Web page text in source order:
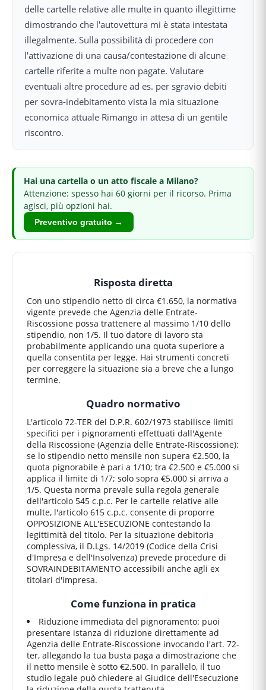
delle cartelle relative alle multe in quanto illegittime
dimostrando che l'autovettura mi è stata intestata
illegalmente. Sulla possibilità di procedere con
l'attivazione di una causa/contestazione di alcune
cartelle riferite a multe non pagate. Valutare
eventuali altre procedure ad es. per sgravio debiti
per sovra-indebitamento vista la mia situazione
economica attuale Rimango in attesa di un gentile
riscontro.
Hai una cartella o un atto fiscale a Milano?
Attenzione: spesso hai 60 giorni per il ricorso. Prima
agisci, più opzioni hai.
Preventivo gratuito →
Risposta diretta
Con uno stipendio netto di circa €1.650, la normativa
vigente prevede che Agenzia delle Entrate-
Riscossione possa trattenere al massimo 1/10 dello
stipendio, non 1/5. Il tuo datore di lavoro sta
probabilmente applicando una quota superiore a
quella consentita per legge. Hai strumenti concreti
per correggere la situazione sia a breve che a lungo
termine.
Quadro normativo
L'articolo 72-TER del D.P.R. 602/1973 stabilisce limiti
specifici per i pignoramenti effettuati dall'Agente
della Riscossione (Agenzia delle Entrate-Riscossione):
se lo stipendio netto mensile non supera €2.500, la
quota pignorabile è pari a 1/10; tra €2.500 e €5.000 si
applica il limite di 1/7; solo sopra €5.000 si arriva a
1/5. Questa norma prevale sulla regola generale
dell'articolo 545 c.p.c. Per le cartelle relative alle
multe, l'articolo 615 c.p.c. consente di proporre
OPPOSIZIONE ALL'ESECUZIONE contestando la
legittimità del titolo. Per la situazione debitoria
complessiva, il D.Lgs. 14/2019 (Codice della Crisi
d'Impresa e dell'Insolvenza) prevede procedure di
SOVRAINDEBITAMENTO accessibili anche agli ex
titolari d'impresa.
Come funziona in pratica
Riduzione immediata del pignoramento: puoi
presentare istanza di riduzione direttamente ad
Agenzia delle Entrate-Riscossione invocando l'art. 72-
ter, allegando la tua busta paga a dimostrazione che
il netto mensile è sotto €2.500. In parallelo, il tuo
studio legale può chiedere al Giudice dell'Esecuzione